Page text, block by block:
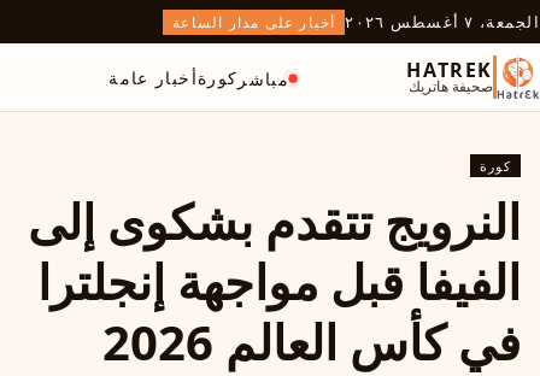
الجمعة، ٧ أغسطس ٢٠٢٦ أخبار على مدار الساعة
HATREK
صحيفة هاتريك مباشر كورةأخبار عامة
كورة
النرويج تتقدم بشكوى إلى
الفيفا قبل مواجهة إنجلترا
في كأس العالم 2026